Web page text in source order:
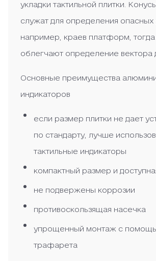
укладки тактильной плитки.
служат для определения опасных
например, краев платформ,
облегчают определение вектора
Основные преимущества
индикаторов
если размер плитки не дает
по стандарту, лучше
тактильные индикаторы
компактный размер и
не подвержены коррозии
противоскользящая насечка
упрощенный монтаж с
трафарета